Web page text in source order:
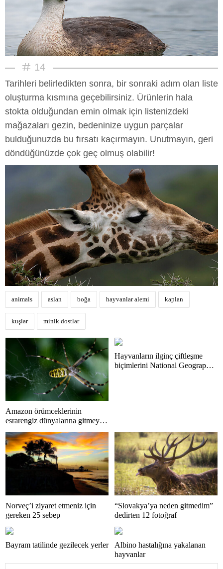
14
Tarihleri belirledikten sonra, bir sonraki adım olan liste
oluşturma kısmına geçebilirsiniz. Ürünlerin hala
stokta olduğundan emin olmak için listenizdeki
mağazaları gezin, bedeninize uygun parçalar
bulduğunuzda bu fırsatı kaçırmayın. Unutmayın, geri
döndüğünüzde çok geç olmuş olabilir!
animals aslan boğa hayvanlar alemi kaplan
kuşlar minik dostlar
Amazon örümceklerinin
esrarengiz dünyalarına gitmeye
Hayvanların ilginç çiftleşme
biçimlerini National Geographic
Norveç’i ziyaret etmeniz için
gereken 25 sebep
“Slovakya’ya neden gitmedim”
dedirten 12 fotoğraf
Bayram tatilinde gezilecek yerler
Albino hastalığına yakalanan
hayvanlar